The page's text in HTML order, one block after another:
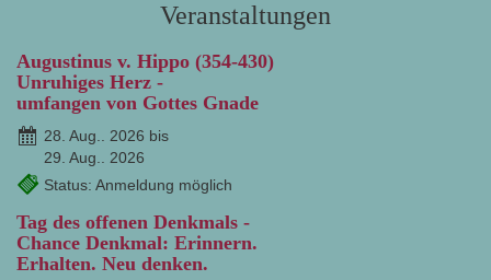
Veranstaltungen
Augustinus v. Hippo (354-430)
Unruhiges Herz -
umfangen von Gottes Gnade
28. Aug.. 2026 bis
29. Aug.. 2026
Status: Anmeldung möglich
Tag des offenen Denkmals -
Chance Denkmal: Erinnern.
Erhalten. Neu denken.